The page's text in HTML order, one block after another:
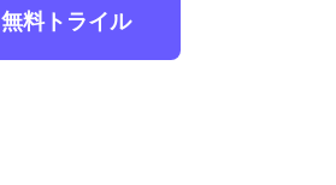
無料トライル